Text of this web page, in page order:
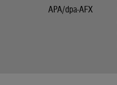
APA/dpa-AFX